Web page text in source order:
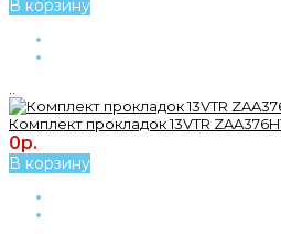
В корзину
Комплект прокладок 13VTR
0р.
В корзину